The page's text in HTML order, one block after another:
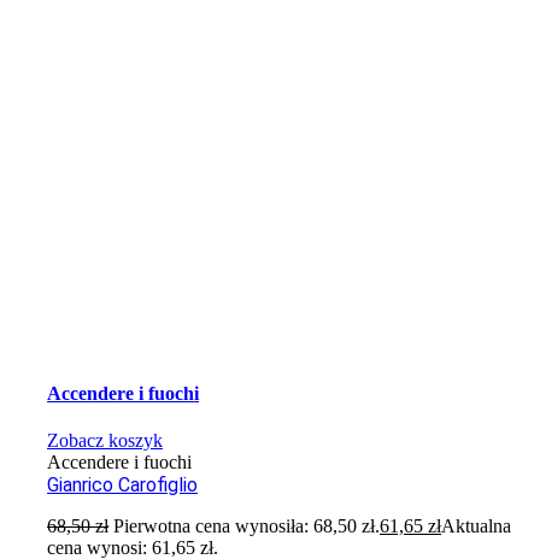
Accendere i fuochi
Zobacz koszyk
Accendere i fuochi
Gianrico Carofiglio
68,50zł Pierwotna cena wynosiła: 68,50 zł.61,65złAktualna
cena wynosi: 61,65 zł.